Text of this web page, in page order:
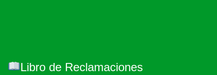
Libro de Reclamaciones